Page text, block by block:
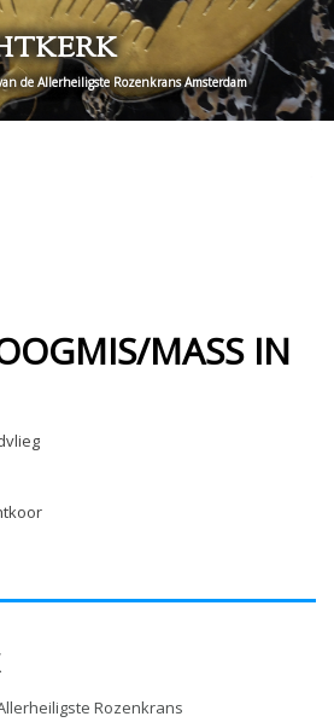
de Allerheiligste Rozenkrans Amsterdam
MASS IN
Rozenkrans